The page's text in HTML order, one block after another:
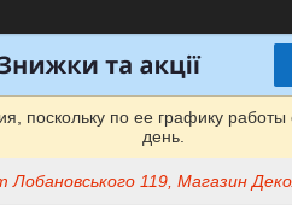
поскольку по ее графику
день.
Лобановського 119, Магазин